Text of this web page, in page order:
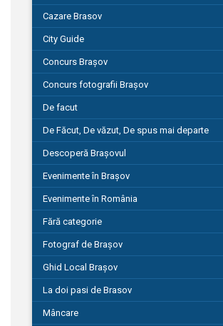
Cazare Brasov
City Guide
Concurs Brașov
Concurs fotografii Brașov
De facut
De Făcut, De văzut, De spus mai departe
Descoperă Brașovul
Evenimente în Brașov
Evenimente în România
Fără categorie
Fotograf de Brașov
Ghid Local Brașov
La doi pasi de Brasov
Mâncare